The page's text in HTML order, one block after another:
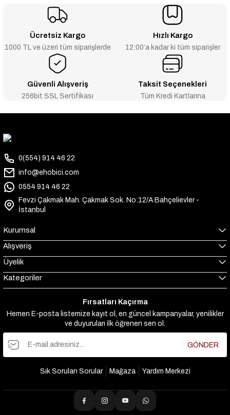
Ücretsiz Kargo
1000 TL ve üzeri tüm siparişlerde
Hızlı Kargo
12:00’a kadar ki tüm siparişler
Güvenli Alışveriş
256bit SSL Sertifikası
Taksit Seçenekleri
Tüm Kredi Kartlarına
0(554) 914 46 22
info@ehobici.com
0554 914 46 22
Fevzi Çakmak Mah. Çakmak Sok. No:12/A Bahçelievler -
İstanbul
Kurumsal
Alışveriş
Üyelik
Kategoriler
Fırsatları Kaçırma
Hemen E-posta listemize kayıt ol, en güncel kampanyalar, yenilikler
ve duyuruları ilk öğrenen sen ol.
GÖNDER
Sık Sorulan Sorular Mağaza Yardım Merkezi